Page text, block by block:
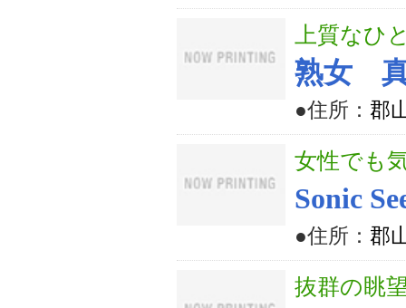
上質なひ
熟女 真
●住所： 郡
女性でも
Sonic
●住所： 郡
抜群の眺